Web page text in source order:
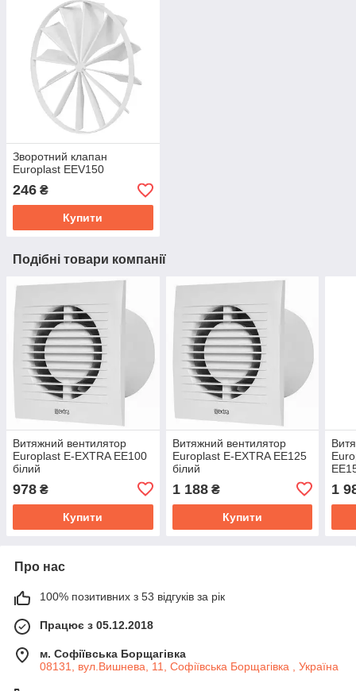
Зворотний клапан
Europlast EEV150
246 ₴
Купити
Подібні товари компанії
Витяжний вентилятор
Europlast E-EXTRA EЕ100
білий
978 ₴
Купити
Витяжний вентилятор
Europlast E-EXTRA EЕ125
білий
1 188₴
Купити
1
Про нас
100% позитивних з 53 відгуків за рік
Працює з 05.12.2018
м. Софіївська Борщагівка
08131, вул.Вишнева, 11, Софіївська Борщагівка , Україна